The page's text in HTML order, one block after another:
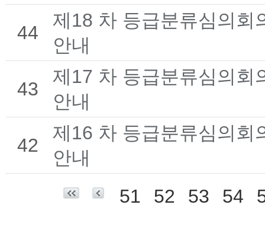
44
제18 차 등급분류심의회
안내
43
제17 차 등급분류심의회
안내
42
제16 차 등급분류심의회
안내
51
52 53 54